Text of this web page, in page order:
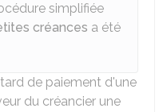
simplifiée
créances a été
de paiement d'une
du créancier une